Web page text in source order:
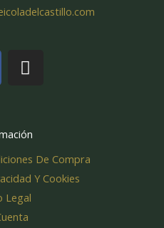
I
n
a
r
a
m
De Compra
Y Cookies
Legal